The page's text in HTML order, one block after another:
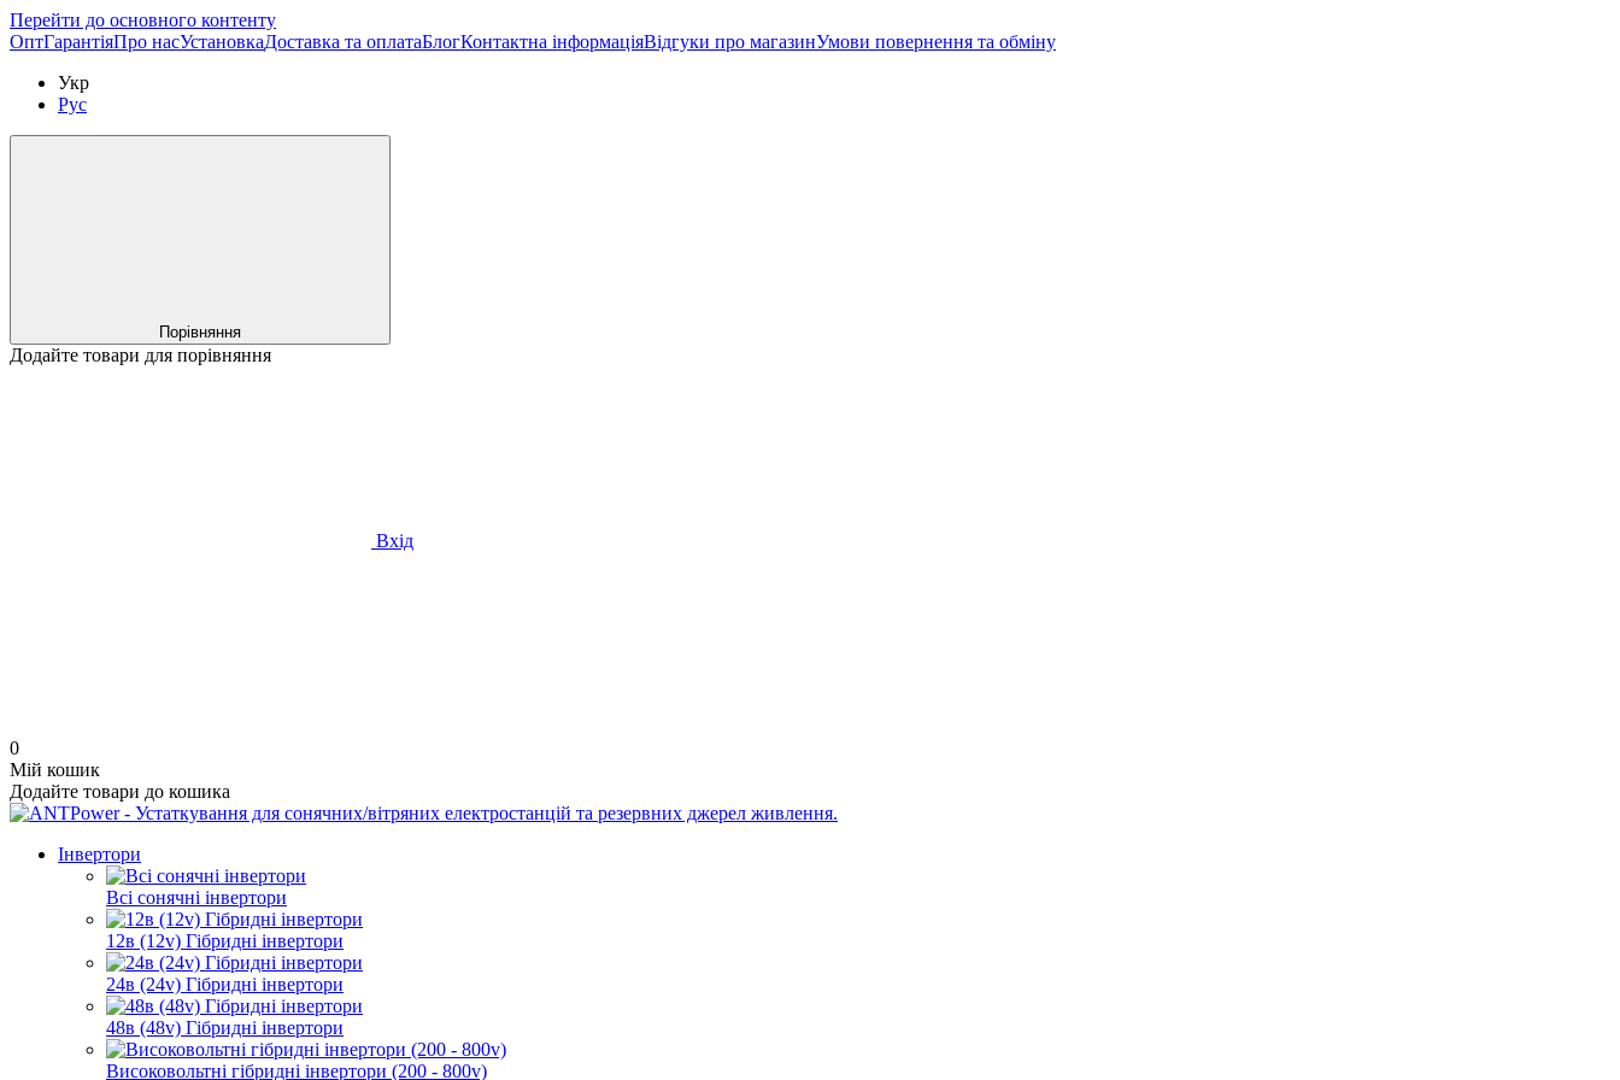
Перейти до основного контенту
ОптГарантіяПро насУстановкаДоставка та оплатаБлогКонтактна інформаціяВідгуки про магазинУмови повернення та обміну
Укр
Рус
Порівняння
Додайте товари для порівняння
Вхід
0
Мій кошик
Додайте товари до кошика
Інвертори
Всі сонячні інвертори
12в (12v) Гібридні інвертори
24в (24v) Гібридні інвертори
48в (48v) Гібридні інвертори
Високовольтні гібридні інвертори (200 - 800v)